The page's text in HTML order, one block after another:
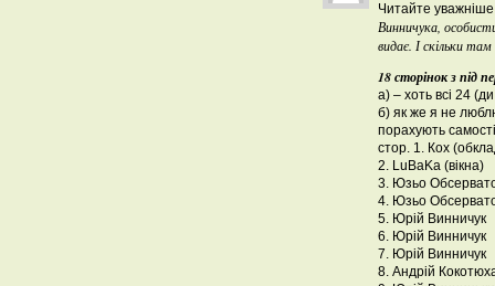
Читайте
Винничука,
видає. І скільки
18 сторінок з під
а) – хоть всі 24
б) як же я не
порахують
стор. 1. Кох
2. LuBaKa (вікна)
3. Юзьо
4. Юзьо
5. Юрій Винничук
6. Юрій Винничук
7. Юрій Винничук
8. Андрій